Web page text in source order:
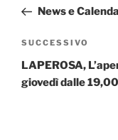
precedente:
News e
Articolo
successivo
SUCCESSIVO
LAPEROSA,
giovedì dalle